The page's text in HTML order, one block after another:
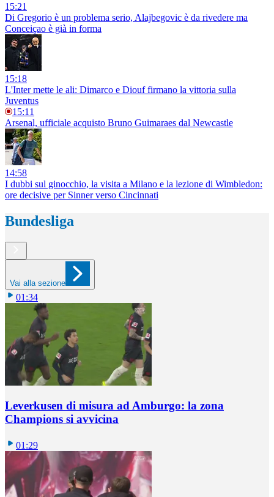
15:21
Di Gregorio è un problema serio, Alajbegovic è da rivedere ma
Conceiçao è già in forma
15:18
L'Inter mette le ali: Dimarco e Diouf firmano la vittoria sulla
Juventus
15:11
Arsenal, ufficiale acquisto Bruno Guimaraes dal Newcastle
14:58
I dubbi sul ginocchio, la visita a Milano e la lezione di Wimbledon:
ore decisive per Sinner verso Cincinnati
Bundesliga
Vai alla sezione
01:34
Leverkusen di misura ad Amburgo: la zona
Champions si avvicina
01:29